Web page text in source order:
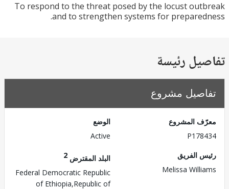
To respond to the threat posed by the locust
and to strengthen systems for
رئيسة
مشروع
المشروع
الفريق
Melissa
البلد المقترض
Federal Democratic Republic
of Ethiopia,Republic of